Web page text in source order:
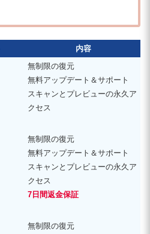
内容
無制限の復元
無料アップデート＆サポート
スキャンとプレビューの永久ア
クセス
無制限の復元
無料アップデート＆サポート
スキャンとプレビューの永久ア
クセス
7日間返金保証
無制限の復元